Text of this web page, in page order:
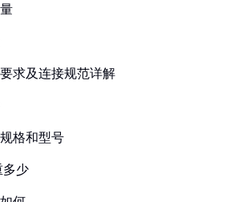
求及连接规范详解
格和型号
多少